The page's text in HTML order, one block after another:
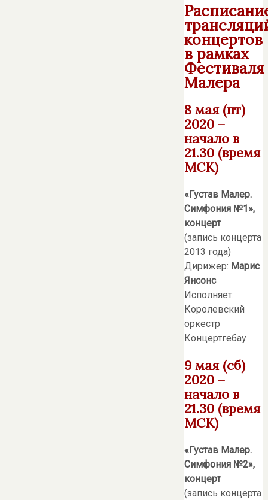
концертов
в рамках
Фестиваля
Малера
8 мая (пт)
2020 –
начало в
21.30 (время
МСК)
«Густав Малер.
Симфония №1»,
концерт
(запись концерта
2013 года)
Дирижер: Марис
Янсонс
Исполняет:
Королевский
оркестр
Концертгебау
9 мая (сб)
2020 –
начало в
21.30 (время
МСК)
«Густав Малер.
Симфония №2»,
концерт
(запись концерта